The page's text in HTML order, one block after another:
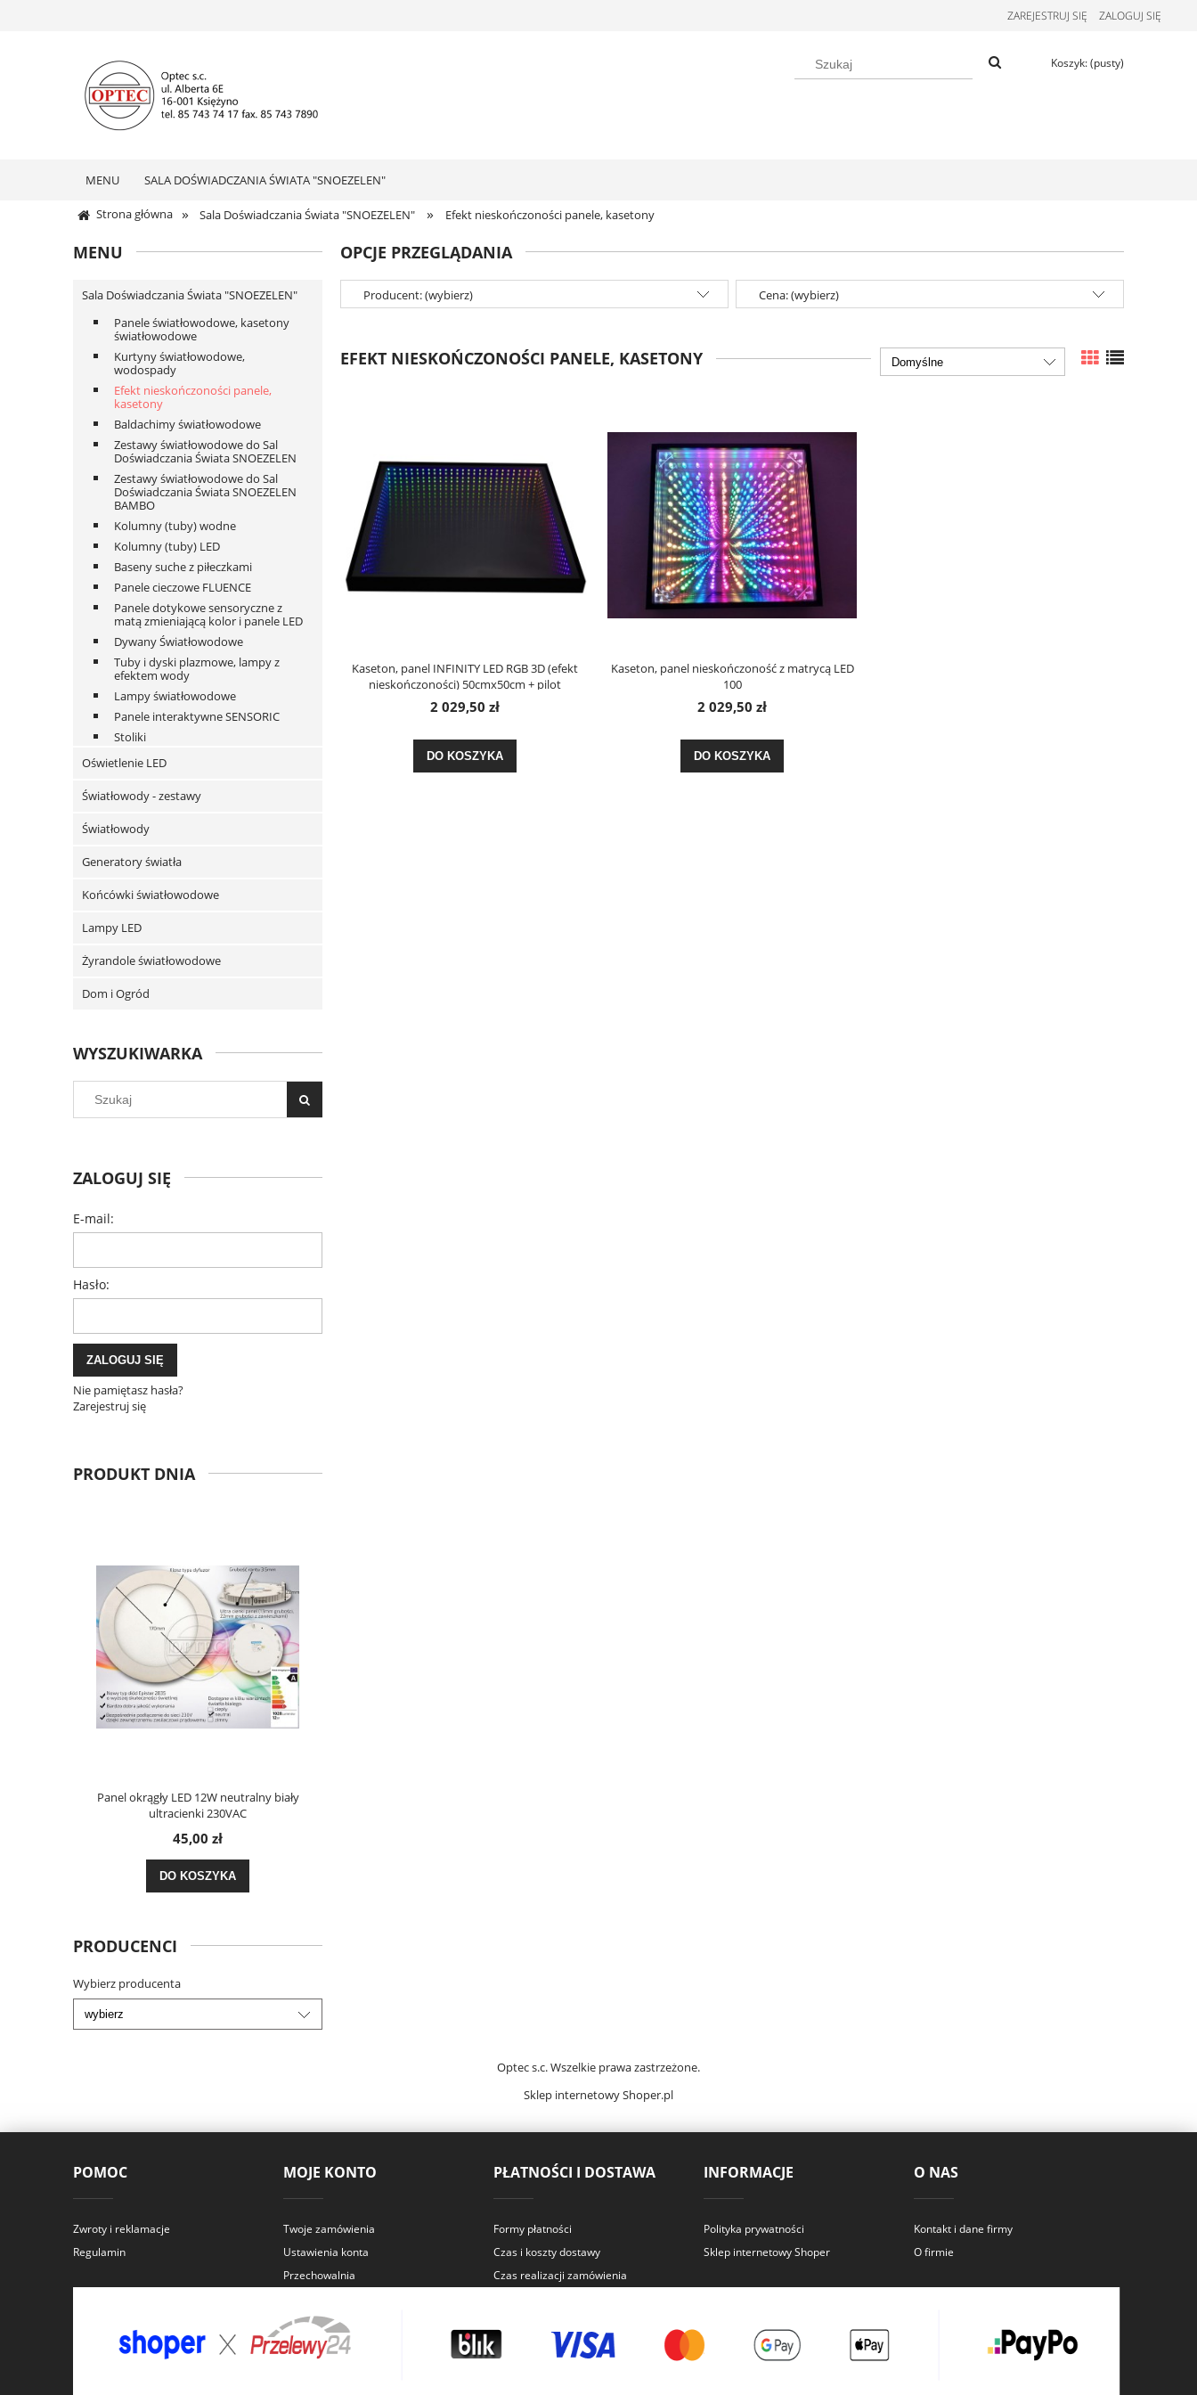
ZAREJESTRUJ SIĘ ZALOGUJ SIĘ
Koszyk:(pusty)
MENU SALA DOŚWIADCZANIA ŚWIATA "SNOEZELEN"
Strona główna » Sala Doświadczania Świata "SNOEZELEN" » Efekt nieskończoności panele, kasetony
MENU
Sala Doświadczania Świata "SNOEZELEN"
Panele światłowodowe, kasetony
światłowodowe
Kurtyny światłowodowe,
wodospady
Efekt nieskończoności panele,
kasetony
Baldachimy światłowodowe
Zestawy światłowodowe do Sal
Doświadczania Świata SNOEZELEN
Zestawy światłowodowe do Sal
Doświadczania Świata SNOEZELEN
BAMBO
Kolumny (tuby) wodne
Kolumny (tuby) LED
Baseny suche z piłeczkami
Panele cieczowe FLUENCE
Panele dotykowe sensoryczne z
matą zmieniającą kolor i panele LED
Dywany Światłowodowe
Tuby i dyski plazmowe, lampy z
efektem wody
Lampy światłowodowe
Panele interaktywne SENSORIC
Stoliki
Oświetlenie LED
Światłowody - zestawy
Światłowody
Generatory światła
Końcówki światłowodowe
Lampy LED
Żyrandole światłowodowe
Dom i Ogród
WYSZUKIWARKA
ZALOGUJ SIĘ
E-mail:
Hasło:
ZALOGUJ SIĘ
Nie pamiętasz hasła?
Zarejestruj się
PRODUKT DNIA
Panel okrągły LED 12W neutralny biały
ultracienki 230VAC
45,00 zł
DO KOSZYKA
PRODUCENCI
Wybierz producenta
OPCJE PRZEGLĄDANIA
Producent: (wybierz) Cena: (wybierz)
EFEKT NIESKOŃCZONOŚCI PANELE, KASETONY
Kaseton, panel INFINITY LED RGB 3D (efekt
nieskończoności) 50cmx50cm + pilot
2 029,50 zł
DO KOSZYKA
Kaseton, panel nieskończoność z matrycą LED
100
2 029,50 zł
DO KOSZYKA
Optec s.c. Wszelkie prawa zastrzeżone.
Sklep internetowyShoper.pl
POMOC
Zwroty i reklamacje
Regulamin
MOJE KONTO
Twoje zamówienia
Ustawienia konta
Przechowalnia
PŁATNOŚCI I DOSTAWA
Formy płatności
Czas i koszty dostawy
Czas realizacji zamówienia
INFORMACJE
Polityka prywatności
Sklep internetowy Shoper
O NAS
Kontakt i dane firmy
O firmie